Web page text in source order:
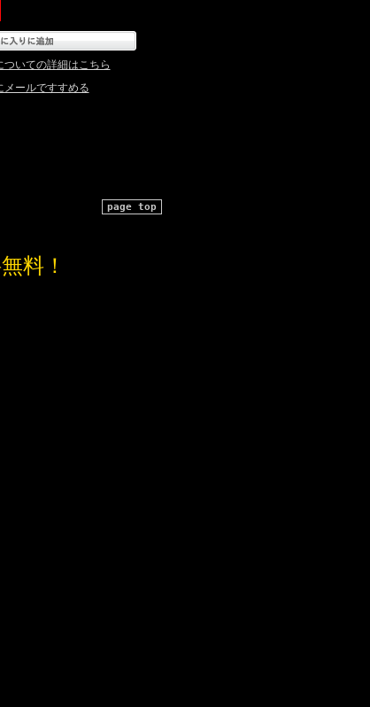
ついての詳細はこちら
メールですすめる
page top
料！